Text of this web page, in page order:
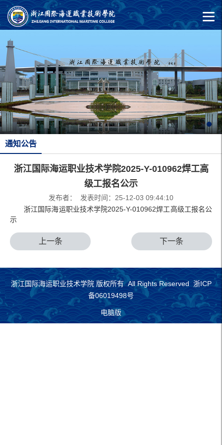
通知公告
浙江国际海运职业技术学院2025-Y-010962焊工高
级工报名公示
发布者： 发表时间：25-12-03 09:44:10
浙江国际海运职业技术学院2025-Y-010962焊工高级工报名公
示
下一条
上一条
浙江国际海运职业技术学院 版权所有 All Rights Reserved 浙ICP
备06019498号
电脑版